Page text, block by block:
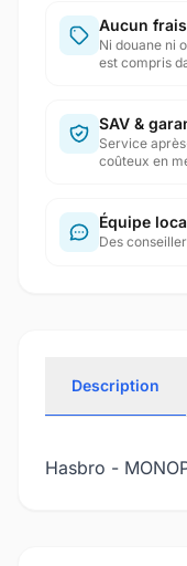
Aucun
Ni douane ni
est compris
SAV &
Service
coûteux en
Équipe
Des
Description
Hasbro -